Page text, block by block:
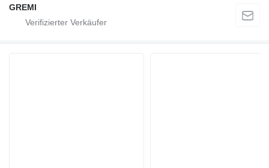
GREMI